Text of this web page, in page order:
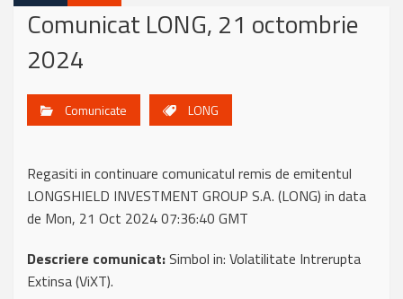
Comunicat LONG, 21 octombrie
2024
Comunicate LONG
Regasiti in continuare comunicatul remis de emitentul
LONGSHIELD INVESTMENT GROUP S.A. (LONG) in data
de Mon, 21 Oct 2024 07:36:40 GMT
Descriere comunicat:Simbol in: Volatilitate Intrerupta
Extinsa (ViXT).